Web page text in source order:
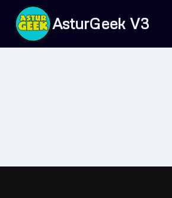
Saltar
contenido
AsturGeek V3